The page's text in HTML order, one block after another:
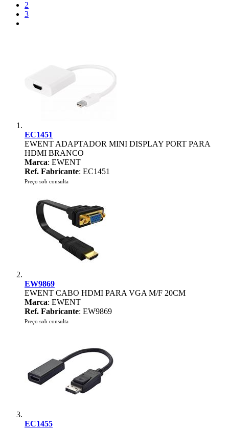
2
3
EC1451
EWENT ADAPTADOR MINI DISPLAY PORT PARA
HDMI BRANCO
Marca: EWENT
Ref. Fabricante: EC1451
Preço sob consulta
EW9869
EWENT CABO HDMI PARA VGA M/F 20CM
Marca: EWENT
Ref. Fabricante: EW9869
Preço sob consulta
EC1455